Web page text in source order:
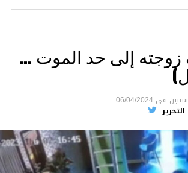
زوجته إلى حد الموت …
فى 06/04/2024